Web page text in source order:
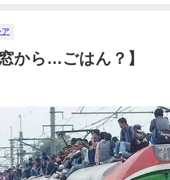
ア
から…ごはん？】